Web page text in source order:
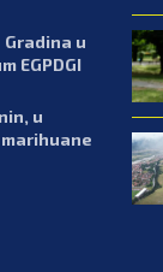
u
EGPDGI
u